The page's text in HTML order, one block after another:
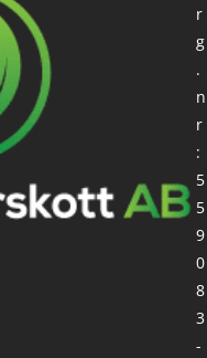
r
g
.
n
r
:
5
5
9
0
8
3
-